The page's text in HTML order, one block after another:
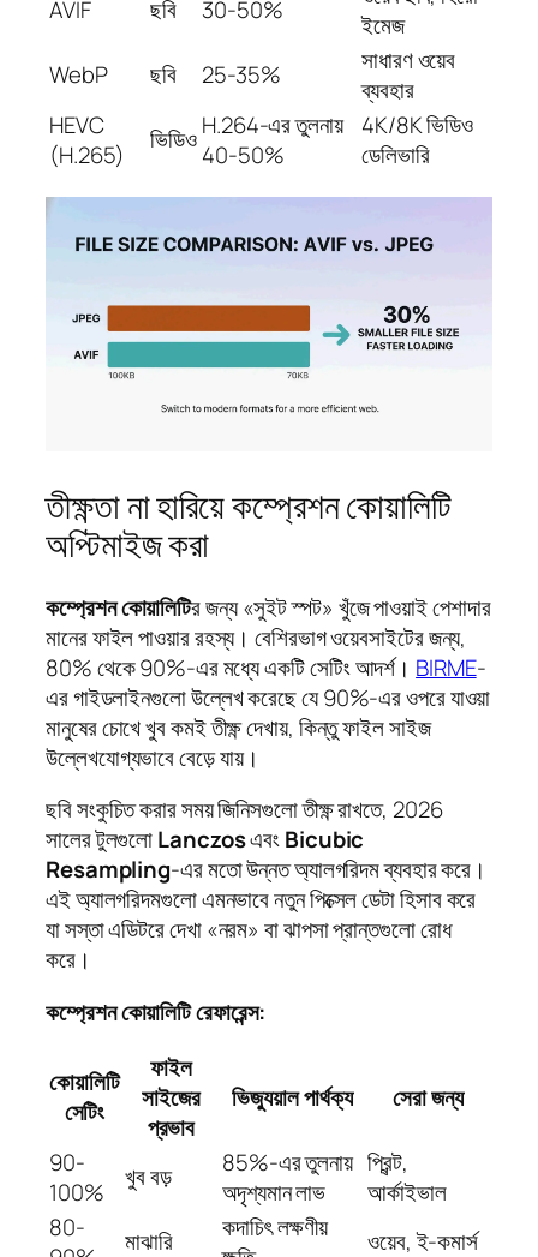
AVIF ছবি 30-50%
ইমেজ
WebP
ছবি 25-35%
সাধারণ ওয়েব
ব্যবহার
HEVC
(H.265)
ভিডিও H.264-এর তুলনায়
40-50%
4K/8K ভিডিও
ডেলিভারি
তীক্ষ্ণতা না হারিয়ে কম্প্রেশন কোয়ালিটি
অপ্টিমাইজ করা
কম্প্রেশন কোয়ালিটির জন্য «সুইট স্পট» খুঁজে পাওয়াই পেশাদার
মানের ফাইল পাওয়ার রহস্য। বেশিরভাগ ওয়েবসাইটের জন্য,
80% থেকে 90%-এর মধ্যে একটি সেটিং আদর্শ। BIRME-
এর গাইডলাইনগুলো উল্লেখ করেছে যে 90%-এর ওপরে যাওয়া
মানুষের চোখে খুব কমই তীক্ষ্ণ দেখায়, কিন্তু ফাইল সাইজ
উল্লেখযোগ্যভাবে বেড়ে যায়।
ছবি সংকুচিত করার সময় জিনিসগুলো তীক্ষ্ণ রাখতে, 2026
সালের টুলগুলোLanczosএবংBicubic
Resampling-এর মতো উন্নত অ্যালগরিদম ব্যবহার করে।
এই অ্যালগরিদমগুলো এমনভাবে নতুন পিক্সেল ডেটা হিসাব করে
যা সস্তা এডিটরে দেখা «নরম» বা ঝাপসা প্রান্তগুলো রোধ
করে।
কম্প্রেশন কোয়ালিটি রেফারেন্স:
কোয়ালিটি
সেটিং
ফাইল
সাইজের
প্রভাব
ভিজ্যুয়াল পার্থক্য সেরা জন্য
90-
100%
খুব বড়
85%-এর তুলনায়
অদৃশ্যমান লাভ
প্রিন্ট,
আর্কাইভাল
80-
মাঝারি
কদাচিৎ লক্ষণীয়
ওয়েব, ই-কমার্স